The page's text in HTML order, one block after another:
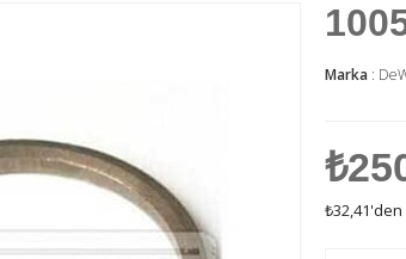
Marka :
₺32,41'den